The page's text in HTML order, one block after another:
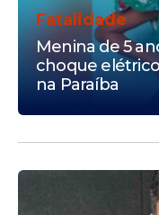
Fatalidade
Menina de 5
choque
na Paraíba